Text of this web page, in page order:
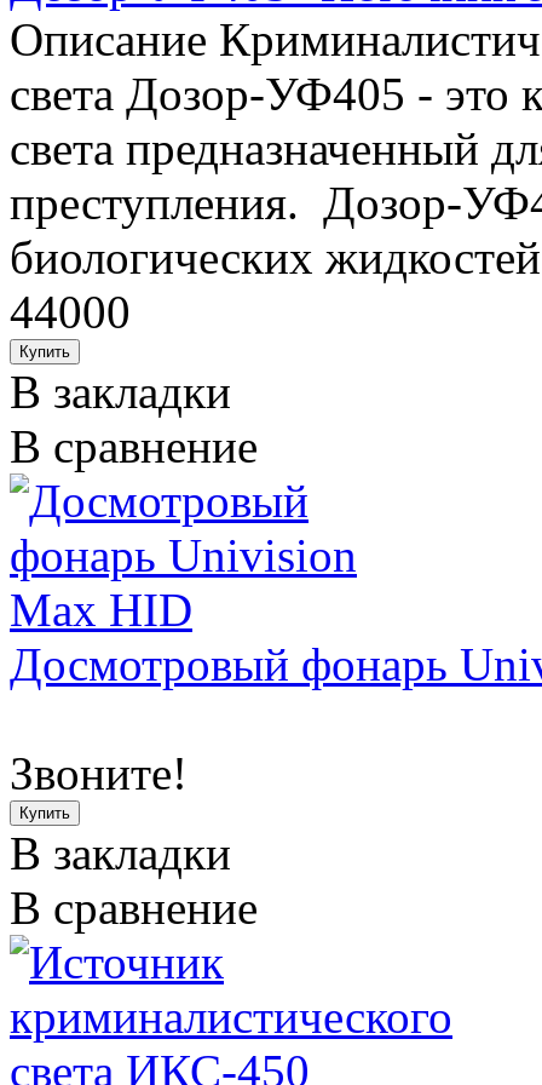
Описание
света Дозор-УФ405 -
света предназначенный
преступления. Дозор-
биологических
44000
В закладки
В сравнение
Досмотровый фонарь
Звоните!
В закладки
В сравнение